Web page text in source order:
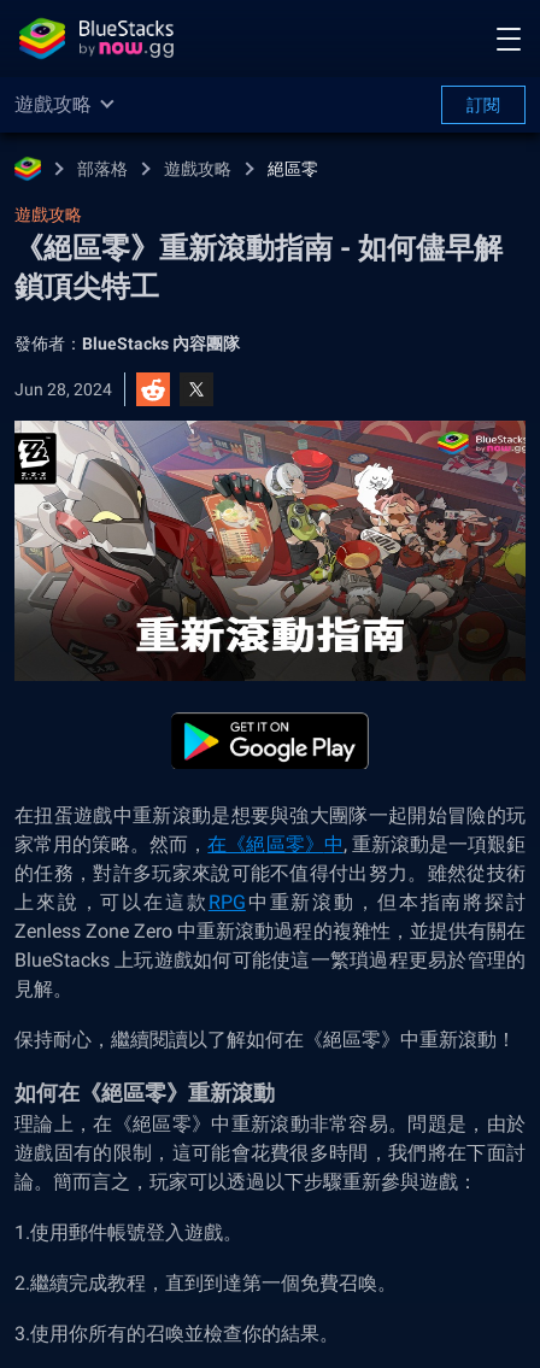
遊戲攻略 訂閱
部落格 遊戲攻略 絕區零
遊戲攻略
《絕區零》重新滾動指南 - 如何儘早解
鎖頂尖特工
發佈者： BlueStacks 內容團隊
Jun 28, 2024
在扭蛋遊戲中重新滾動是想要與強大團隊一起開始冒險的玩
家常用的策略。然而，在《絕區零》 中, 重新滾動是一項艱鉅
的任務，對許多玩家來說可能不值得付出努力。雖然從技術
上來說，可以在這款 RPG 中重新滾動，但本指南將探討
Zenless Zone Zero 中重新滾動過程的複雜性，並提供有關在
BlueStacks 上玩遊戲如何可能使這一繁瑣過程更易於管理的
見解。
保持耐心，繼續閱讀以了解如何在 《絕區零》 中重新滾動！
如何在 《絕區零》 重新滾動
理論上，在 《絕區零》 中重新滾動非常容易。問題是，由於
遊戲固有的限制，這可能會花費很多時間，我們將在下面討
論。簡而言之，玩家可以透過以下步驟重新參與遊戲：
1.使用郵件帳號登入遊戲。
2.繼續完成教程，直到到達第一個免費召喚。
3.使用你所有的召喚並檢查你的結果。